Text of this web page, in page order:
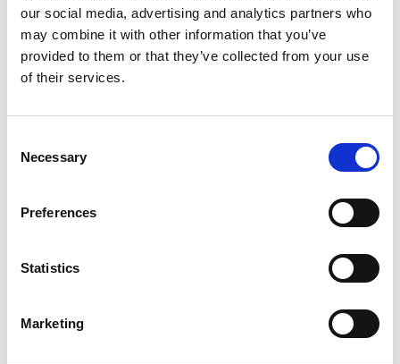
our social media, advertising and analytics partners who
may combine it with other information that you’ve
provided to them or that they’ve collected from your use
of their services.
Selection
Necessary
Preferences
Statistics
Marketing